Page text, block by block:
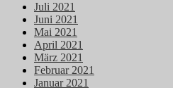
Juli 2021
Juni 2021
Mai 2021
April 2021
März 2021
Februar 2021
Januar 2021